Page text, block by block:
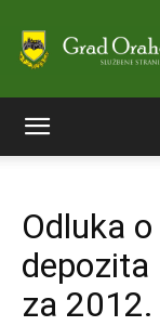
Odluka
depozita
za 2012.